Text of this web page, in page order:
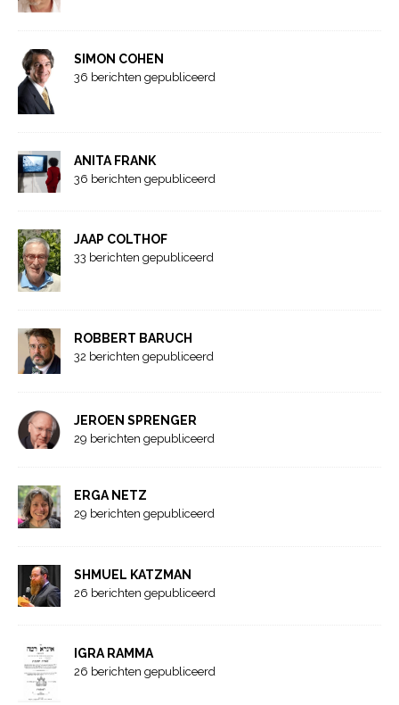
SIMON COHEN
36 berichten gepubliceerd
ANITA FRANK
36 berichten gepubliceerd
JAAP COLTHOF
33 berichten gepubliceerd
ROBBERT BARUCH
32 berichten gepubliceerd
JEROEN SPRENGER
29 berichten gepubliceerd
ERGA NETZ
29 berichten gepubliceerd
SHMUEL KATZMAN
26 berichten gepubliceerd
IGRA RAMMA
26 berichten gepubliceerd